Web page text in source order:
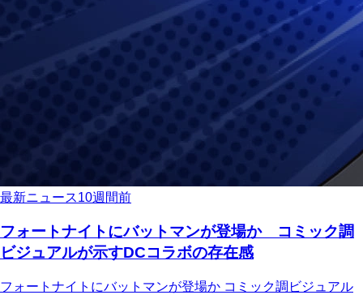
最新ニュース10週間前
フォートナイトにバットマンが登場か コミック調
ビジュアルが示すDCコラボの存在感
フォートナイトにバットマンが登場か コミック調ビジュアル